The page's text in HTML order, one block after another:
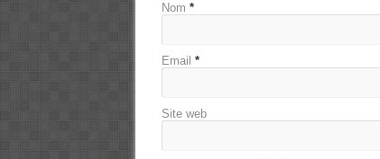
Nom *
Email *
Site web